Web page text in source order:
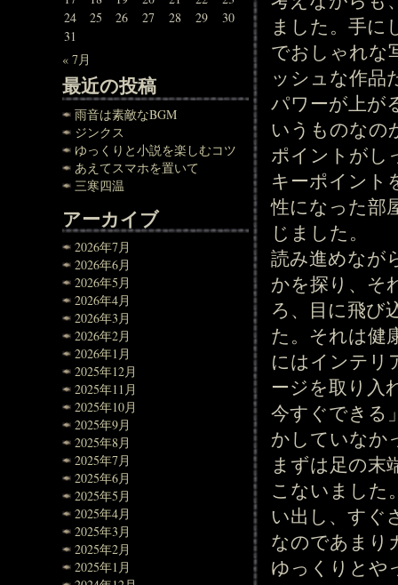
24
25 26 27 28 29
30
31
« 7月
最近の投稿
雨音は素敵なBGM
ジンクス
ゆっくりと小説を楽しむコツ
あえてスマホを置いて
三寒四温
アーカイブ
2026年7月
2026年6月
2026年5月
2026年4月
2026年3月
2026年2月
2026年1月
2025年12月
2025年11月
2025年10月
2025年9月
2025年8月
2025年7月
2025年6月
2025年5月
2025年4月
2025年3月
2025年2月
2025年1月
ました。手に
でおしゃれな
ッシュな作品
パワーが上が
いうものなの
ポイントがし
キーポイント
性になった部
じました。
読み進めなが
かを探り、そ
ろ、目に飛び
た。それは健
にはインテリ
ージを取り入
今すぐできる
かしていなか
まずは足の末
こないました
い出し、すぐ
なのであまり
ゆっくりとや